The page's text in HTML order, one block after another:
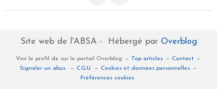
Site web de l'ABSA - Hébergé par Overblog
Voir le profil de sur le portail Overblog Top articles
Contact
Signaler un abus
C.G.U.
Cookies et données personnelles
Préférences cookies